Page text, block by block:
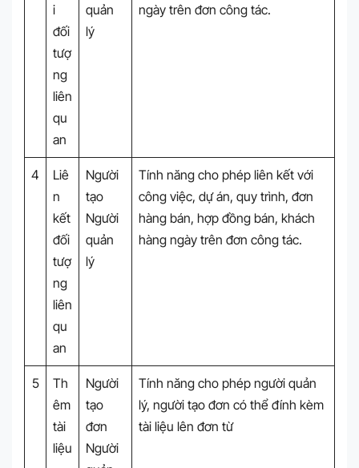
i
đối
tượ
ng
liên
qu
an
quản
lý
ngày trên đơn công tác.
4
Liê
n
kết
đối
tượ
ng
liên
qu
an
Người
tạo
Người
quản
lý
Tính năng cho phép liên kết với
công việc, dự án, quy trình, đơn
hàng bán, hợp đồng bán, khách
hàng ngày trên đơn công tác.
5
Th
êm
tài
liệu
Người
tạo
đơn
Người
Tính năng cho phép người quản
lý, người tạo đơn có thể đính kèm
tài liệu lên đơn từ